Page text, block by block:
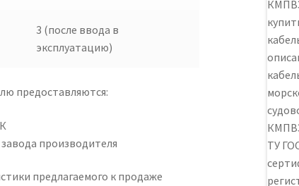
3 (после ввода в
эксплуатацию)
предоставляются:
производителя
предлагаемого к продаже